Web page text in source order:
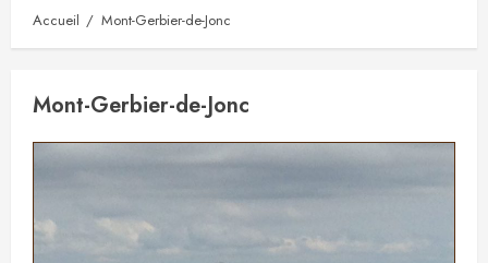
Accueil Mont-Gerbier-de-Jonc
Mont-Gerbier-de-Jonc